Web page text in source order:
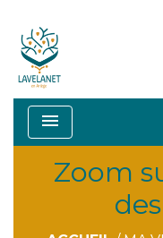
menu
Zoom